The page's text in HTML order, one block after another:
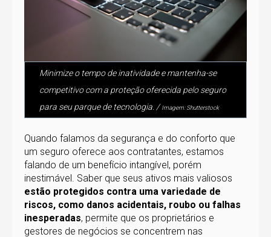
Minimize o tempo de inatividade e mantenha-se
competitivo com a proteção oferecida pelo seguro
para seu parque de tecnologia. /Imagem: Shutterstock
Quando falamos da segurança e do conforto que
um seguro oferece aos contratantes, estamos
falando de um benefício intangível, porém
inestimável. Saber que seus ativos mais valiosos
estão protegidos contra uma variedade de
riscos, como danos acidentais, roubo ou falhas
inesperadas, permite que os proprietários e
gestores de negócios se concentrem nas